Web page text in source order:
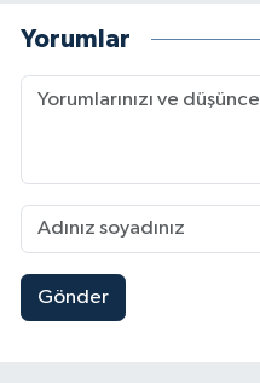
Yorumlar
Gönder